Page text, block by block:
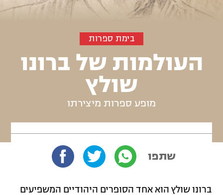
בימת ספרות
העולמות של ברונו
שולץ
מופע ספרות מיצירתו
שתפו
ברונו שולץ הוא אחד הסופרים היהודיים המשפיעים